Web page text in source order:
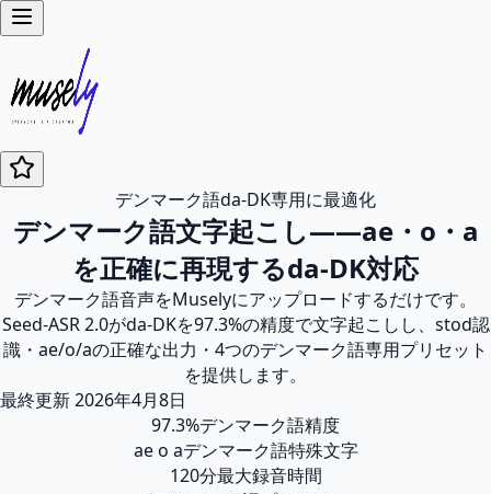
デンマーク語da-DK専用に最適化
デンマーク語文字起こし——ae・o・a
を正確に再現するda-DK対応
デンマーク語音声をMuselyにアップロードするだけです。
Seed-ASR 2.0がda-DKを97.3%の精度で文字起こしし、stod認
識・ae/o/aの正確な出力・4つのデンマーク語専用プリセット
を提供します。
最終更新2026年4月8日
97.3%デンマーク語精度
ae o aデンマーク語特殊文字
120分最大録音時間